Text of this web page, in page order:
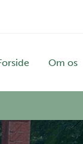
Om os